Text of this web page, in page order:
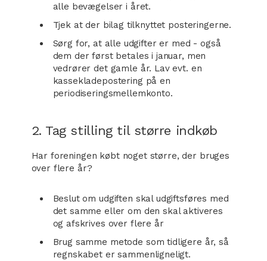
alle bevægelser i året.
Tjek at der bilag tilknyttet posteringerne.
Sørg for, at alle udgifter er med - også
dem der først betales i januar, men
vedrører det gamle år. Lav evt. en
kassekladepostering på en
periodiseringsmellemkonto.
2. Tag stilling til større indkøb
Har foreningen købt noget større, der bruges
over flere år?
Beslut om udgiften skal udgiftsføres med
det samme eller om den skal aktiveres
og afskrives over flere år
Brug samme metode som tidligere år, så
regnskabet er sammenligneligt.